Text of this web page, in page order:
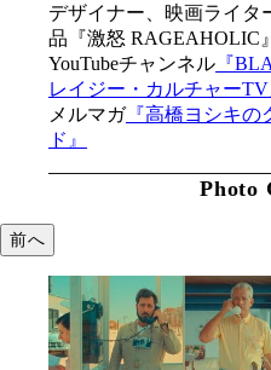
デザイナー、映画ライタ
品『激怒
YouTubeチャンネル 『
レイジー・カルチャーTV
メルマガ『高橋ヨシキの
ド』
Photo
前へ